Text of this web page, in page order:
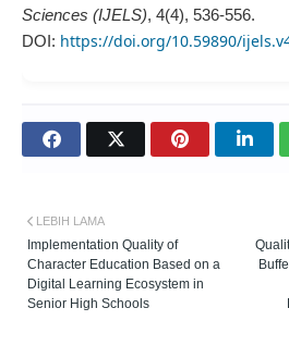
Sciences (IJELS), 4(4), 536-556.
DOI: https://doi.org/10.59890/
LEBIH LAMA
Implementation Quality of
Character Education Based on a
Digital Learning Ecosystem in
Senior High Schools